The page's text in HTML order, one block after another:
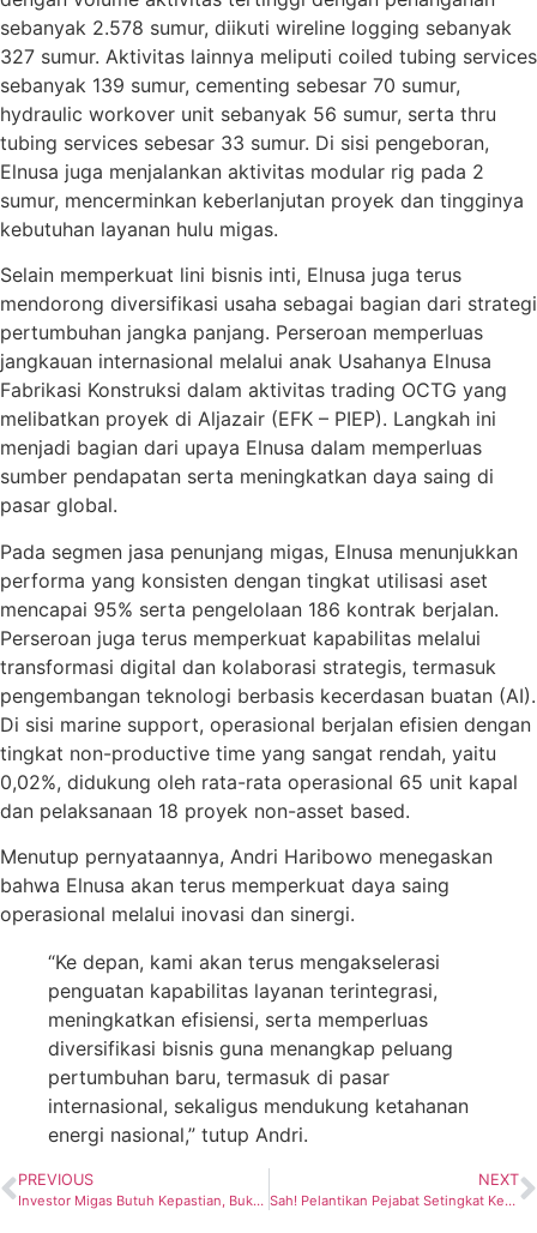
sebanyak 2.578 sumur, diikuti wireline logging sebanyak
327 sumur. Aktivitas lainnya meliputi coiled tubing services
sebanyak 139 sumur, cementing sebesar 70 sumur,
hydraulic workover unit sebanyak 56 sumur, serta thru
tubing services sebesar 33 sumur. Di sisi pengeboran,
Elnusa juga menjalankan aktivitas modular rig pada 2
sumur, mencerminkan keberlanjutan proyek dan tingginya
kebutuhan layanan hulu migas.
Selain memperkuat lini bisnis inti, Elnusa juga terus
mendorong diversifikasi usaha sebagai bagian dari strategi
pertumbuhan jangka panjang. Perseroan memperluas
jangkauan internasional melalui anak Usahanya Elnusa
Fabrikasi Konstruksi dalam aktivitas trading OCTG yang
melibatkan proyek di Aljazair (EFK – PIEP). Langkah ini
menjadi bagian dari upaya Elnusa dalam memperluas
sumber pendapatan serta meningkatkan daya saing di
pasar global.
Pada segmen jasa penunjang migas, Elnusa menunjukkan
performa yang konsisten dengan tingkat utilisasi aset
mencapai 95% serta pengelolaan 186 kontrak berjalan.
Perseroan juga terus memperkuat kapabilitas melalui
transformasi digital dan kolaborasi strategis, termasuk
pengembangan teknologi berbasis kecerdasan buatan (AI).
Di sisi marine support, operasional berjalan efisien dengan
tingkat non-productive time yang sangat rendah, yaitu
0,02%, didukung oleh rata-rata operasional 65 unit kapal
dan pelaksanaan 18 proyek non-asset based.
Menutup pernyataannya, Andri Haribowo menegaskan
bahwa Elnusa akan terus memperkuat daya saing
operasional melalui inovasi dan sinergi.
“Ke depan, kami akan terus mengakselerasi
penguatan kapabilitas layanan terintegrasi,
meningkatkan efisiensi, serta memperluas
diversifikasi bisnis guna menangkap peluang
pertumbuhan baru, termasuk di pasar
internasional, sekaligus mendukung ketahanan
energi nasional,” tutup Andri.
PREVIOUS
Investor Migas Butuh Kepastian, Bukan Kejutan: IPA Bongkar Hambatan Eksplorasi di Indonesia
NEXT
Sah! Pelantikan Pejabat Setingkat Kepala Divisi di SKK Migas Pagi Ini